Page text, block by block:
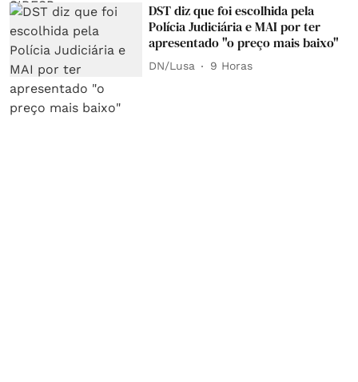
DST diz que foi escolhida pela
Polícia Judiciária e MAI por ter
apresentado "o preço mais baixo"
DN/Lusa 9 Horas